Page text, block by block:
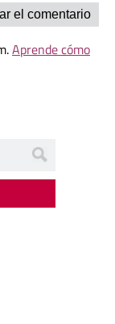
Aprende cómo